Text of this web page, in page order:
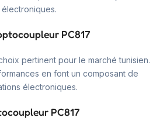
PC817
pertinent pour le marché tunisien.
en font un composant de
électroniques.
PC817